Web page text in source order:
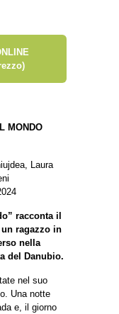
MONDO
Laura
racconta il
ragazzo in
nella
del Danubio.
nel suo
Una notte
e, il giorno